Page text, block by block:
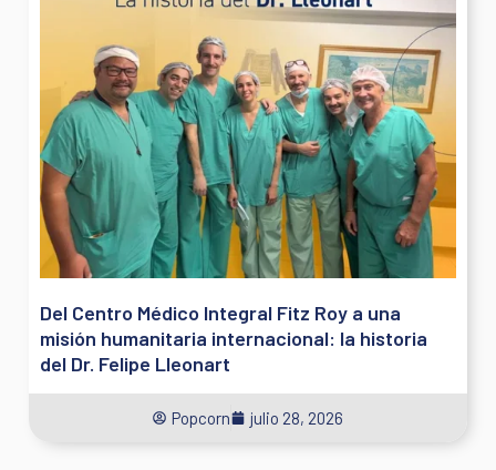
Del Centro Médico Integral Fitz Roy a una
misión humanitaria internacional: la historia
del Dr. Felipe Lleonart
Popcorn julio 28, 2026